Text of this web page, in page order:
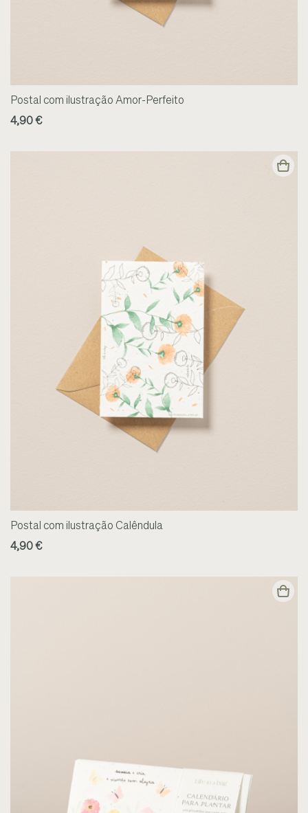
Postal com ilustração Amor-Perfeito
4,90 €
Postal com ilustração Calêndula
4,90 €